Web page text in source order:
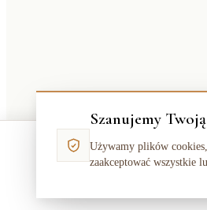
Dywan AKRYL ELITRA 6215
Szanujemy
Używamy plików
zaakceptować wszystkie